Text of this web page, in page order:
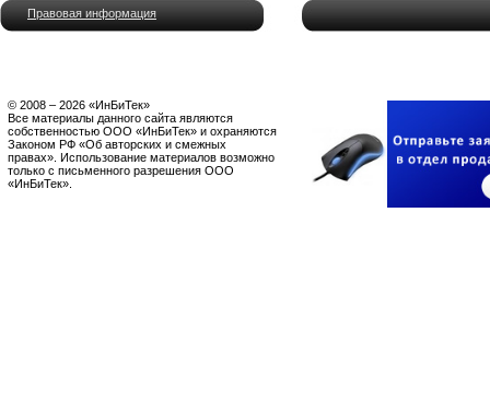
Правовая информация
© 2008 – 2026 «ИнБиТек»
Все материалы данного сайта являются
собственностью ООО «ИнБиТек» и охраняются
Законом РФ «Об авторских и смежных
правах». Использование материалов возможно
только с письменного разрешения ООО
«ИнБиТек».